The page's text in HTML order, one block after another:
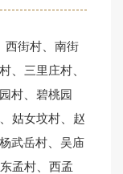
西街村
南街
三里庄村
村
碧桃园
姑女坟村
赵
杨武岳村
吴庙
东孟村
西孟